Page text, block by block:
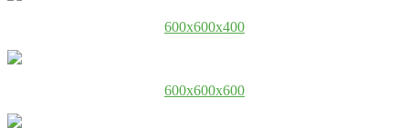
600x600x400
600x600x600